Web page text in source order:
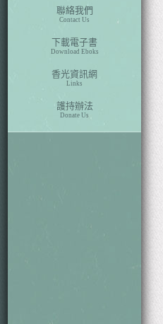
聯絡我們
Contact Us
下載電子書
Download Eboks
香光資訊網
Links
護持辦法
Donate Us